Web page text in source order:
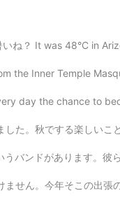
48°C in Arizona today.
the Inner Temple
day the chance to
で、種を集めて、ベーキングシートに置きて
、独特なロック・メタルで、似てるバンドも
。しばらく前回になるといいな。運転しす